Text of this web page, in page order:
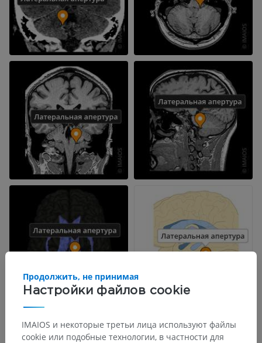
Настройки файлов cookie
Продолжить, не принимая
IMAIOS и некоторые третьи лица используют файлы
cookie или подобные технологии, в частности для